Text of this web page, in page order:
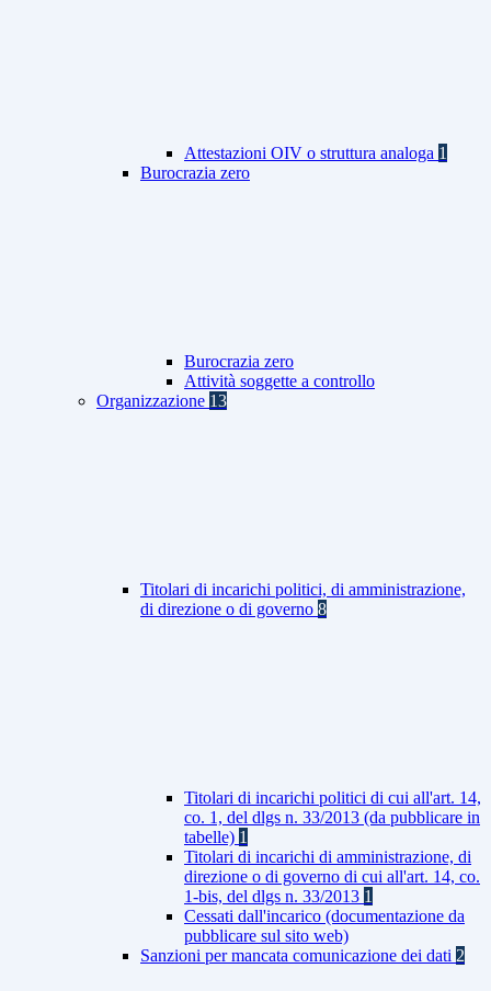
Attestazioni OIV o struttura analoga 1
Burocrazia zero
Burocrazia zero
Attività soggette a controllo
Organizzazione 13
Titolari di incarichi politici, di amministrazione,
di direzione o di governo 8
Titolari di incarichi politici di cui all'art. 14,
co. 1, del dlgs n. 33/2013 (da pubblicare in
tabelle) 1
Titolari di incarichi di amministrazione, di
direzione o di governo di cui all'art. 14, co.
1-bis, del dlgs n. 33/2013 1
Cessati dall'incarico (documentazione da
pubblicare sul sito web)
Sanzioni per mancata comunicazione dei dati 2